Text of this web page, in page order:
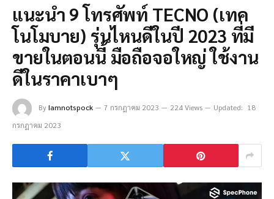
แนะนำ 9 โทรศัพท์ TECNO (เทค
โนโมบาย) รุ่นไหนดีในปี 2023 ที่มี
ขายในตอนนี้ มือถือจอใหญ่ ใช้งาน
ดีในราคาเบาๆ
ByIamnotspock 7 กรกฎาคม 2023 224 Views Updated: 18
กรกฎาคม 2023